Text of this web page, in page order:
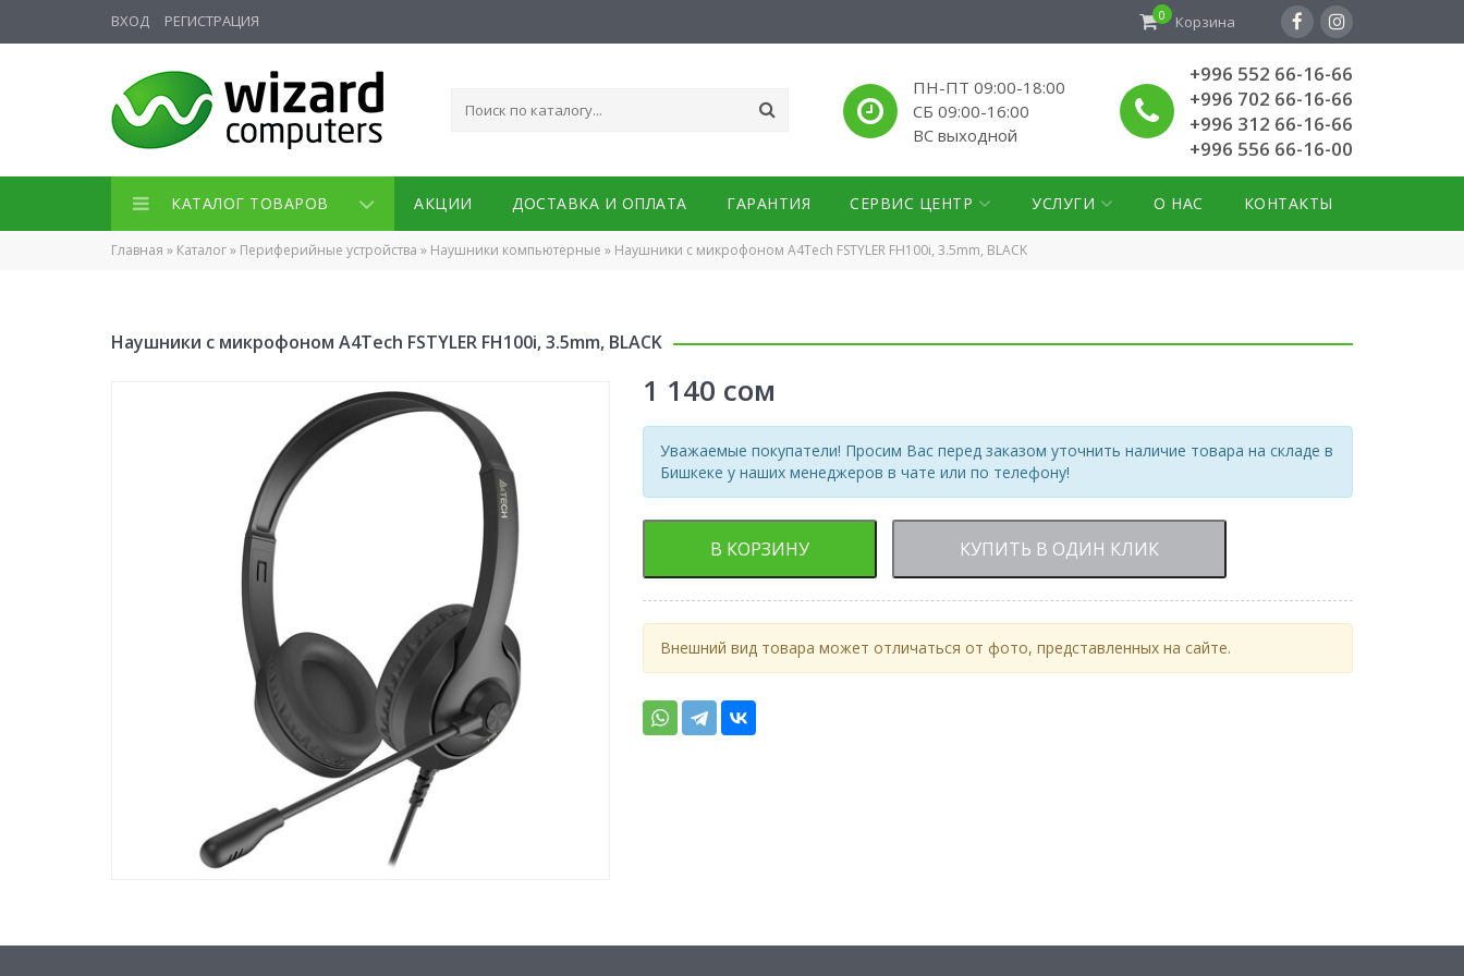
ВХОД РЕГИСТРАЦИЯ 0 Корзина
ПН-ПТ 09:00-18:00
СБ 09:00-16:00
ВС выходной
+996 552 66-16-66
+996 702 66-16-66
+996 312 66-16-66
+996 556 66-16-00
КАТАЛОГ ТОВАРОВ АКЦИИ ДОСТАВКА И ОПЛАТА ГАРАНТИЯ СЕРВИС ЦЕНТР УСЛУГИ О НАС КОНТАКТЫ
Главная » Каталог» Периферийные устройства » Наушники компьютерные » Наушники с микрофоном A4Tech FSTYLER FH100i, 3.5mm, BLACK
Наушники с микрофоном A4Tech FSTYLER FH100i, 3.5mm, BLACK
1 140 сом
Уважаемые покупатели! Просим Вас перед заказом уточнить наличие товара на складе в
Бишкеке у наших менеджеров в чате или по телефону!
В КОРЗИНУ КУПИТЬ В ОДИН КЛИК
Внешний вид товара может отличаться от фото, представленных на сайте.